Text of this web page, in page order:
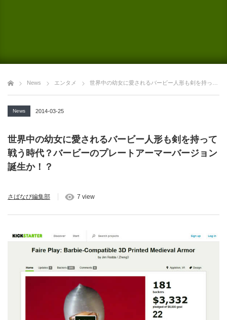
News エンタメ 世界中の幼女に愛されるバービー人形も剣を持って戦う時代？バービーのプレートアーマーバージョン誕生か！？
News 2014-03-25
世界中の幼女に愛されるバービー人形も剣を持って
戦う時代？バービーのプレートアーマーバージョン
誕生か！？
さばなび編集部 7 view